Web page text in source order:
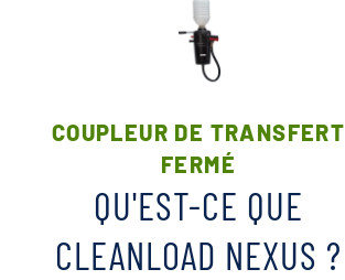
COUPLEUR DE TRANSFERT
FERMÉ
QU'EST-CE QUE
CLEANLOAD NEXUS ?